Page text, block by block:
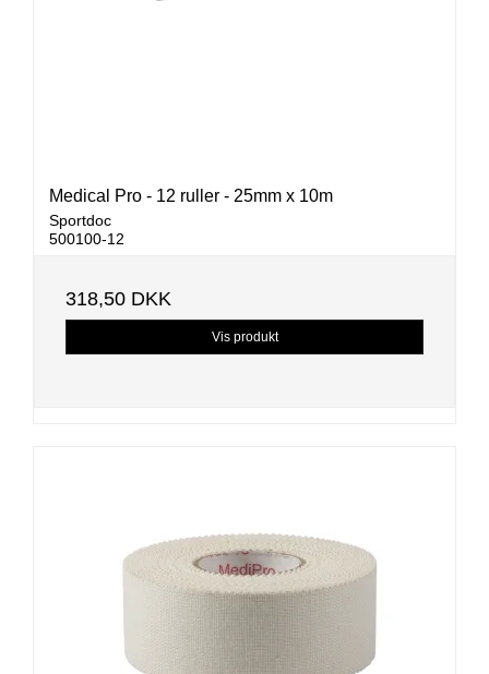
Medical Pro - 12 ruller - 25mm x 10m
Sportdoc
500100-12
318,50 DKK
Vis produkt